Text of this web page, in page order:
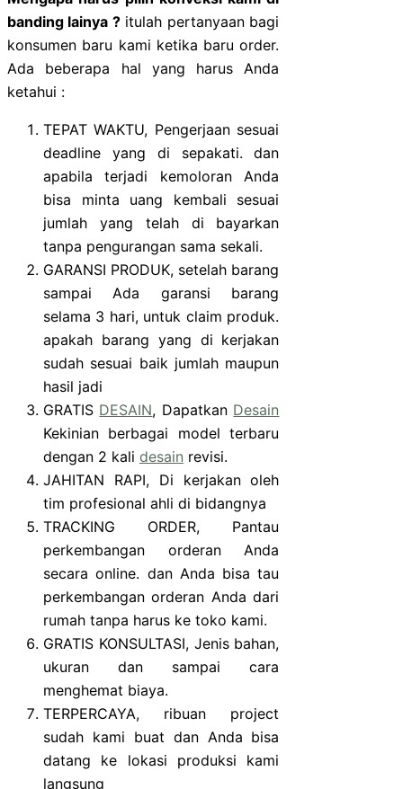
banding lainya ?itulah pertanyaan bagi
konsumen baru kami ketika baru order.
Ada beberapa hal yang harus Anda
ketahui :
TEPAT WAKTU, Pengerjaan sesuai
deadline yang di sepakati. dan
apabila terjadi kemoloran Anda
bisa minta uang kembali sesuai
jumlah yang telah di bayarkan
tanpa pengurangan sama sekali.
GARANSI PRODUK, setelah barang
sampai Ada garansi barang
selama 3 hari, untuk claim produk.
apakah barang yang di kerjakan
sudah sesuai baik jumlah maupun
hasil jadi
GRATIS DESAIN, Dapatkan Desain
Kekinian berbagai model terbaru
dengan 2 kali desain revisi.
JAHITAN RAPI, Di kerjakan oleh
tim profesional ahli di bidangnya
TRACKING ORDER, Pantau
perkembangan orderan Anda
secara online. dan Anda bisa tau
perkembangan orderan Anda dari
rumah tanpa harus ke toko kami.
GRATIS KONSULTASI, Jenis bahan,
ukuran dan sampai cara
menghemat biaya.
TERPERCAYA, ribuan project
sudah kami buat dan Anda bisa
datang ke lokasi produksi kami
langsung